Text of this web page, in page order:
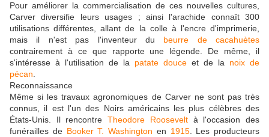
Pour améliorer la commercialisation de ces nouvelles cultures,
Carver diversifie leurs usages ; ainsi l'arachide connaît 300
utilisations différentes, allant de la colle à l'encre d'imprimerie,
mais il n'est pas l'inventeur du beurre de cacahuètes
contrairement à ce que rapporte une légende. De même, il
s'intéresse à l'utilisation de la patate douce et de la noix de
pécan
Reconnaissance
Même si les travaux agronomiques de Carver ne sont pas très
connus, il est l'un des Noirs américains les plus célèbres des
États-Unis. Il rencontreTheodore Rooseveltà l'occasion des
funérailles de Booker T. Washington en 1915. Les producteurs